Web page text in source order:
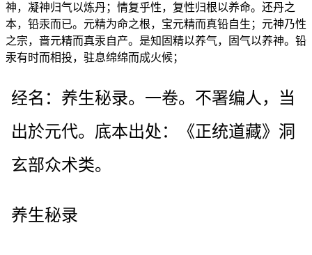
神，凝神归气以炼丹；情复乎性，复性归根以养命。还丹之
本，铅汞而已。元精为命之根，宝元精而真铅自生；元神乃性
之宗，啬元精而真汞自产。是知固精以养气，固气以养神。铅
汞有时而相投，驻息绵绵而成火候；
经名：养生秘录。一卷。不署编人，当
出於元代。底本出处：《正统道藏》洞
玄部众术类。
养生秘录